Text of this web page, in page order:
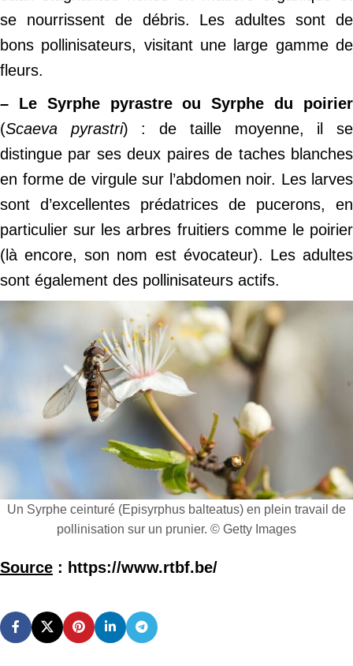
se nourrissent de débris. Les adultes sont de
bons pollinisateurs, visitant une large gamme de
fleurs.
– Le Syrphe pyrastre ou Syrphe du poirier
(Scaeva pyrastri) : de taille moyenne, il se
distingue par ses deux paires de taches blanches
en forme de virgule sur l’abdomen noir. Les larves
sont d’excellentes prédatrices de pucerons, en
particulier sur les arbres fruitiers comme le poirier
(là encore, son nom est évocateur). Les adultes
sont également des pollinisateurs actifs.
Un Syrphe ceinturé (Episyrphus balteatus) en plein travail de
pollinisation sur un prunier. © Getty Images
Source : https://www.rtbf.be/